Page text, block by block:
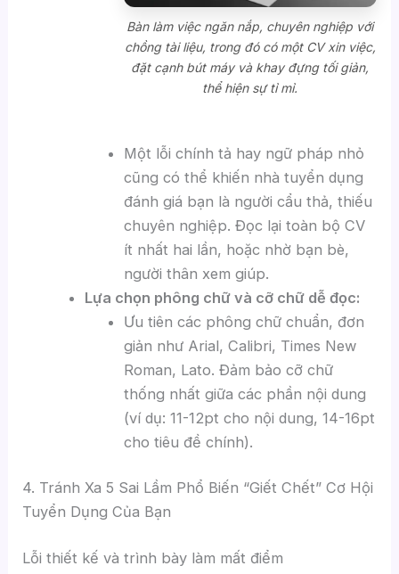
Bàn làm việc ngăn nắp, chuyên nghiệp với
chồng tài liệu, trong đó có một CV xin việc,
đặt cạnh bút máy và khay đựng tối giản,
thể hiện sự tỉ mỉ.
Một lỗi chính tả hay ngữ pháp nhỏ
cũng có thể khiến nhà tuyển dụng
đánh giá bạn là người cẩu thả, thiếu
chuyên nghiệp. Đọc lại toàn bộ CV
ít nhất hai lần, hoặc nhờ bạn bè,
người thân xem giúp.
Lựa chọn phông chữ và cỡ chữ dễ đọc:
Ưu tiên các phông chữ chuẩn, đơn
giản như Arial, Calibri, Times New
Roman, Lato. Đảm bảo cỡ chữ
thống nhất giữa các phần nội dung
(ví dụ: 11-12pt cho nội dung, 14-16pt
cho tiêu đề chính).
4. Tránh Xa 5 Sai Lầm Phổ Biến “Giết Chết” Cơ Hội
Tuyển Dụng Của Bạn
Lỗi thiết kế và trình bày làm mất điểm